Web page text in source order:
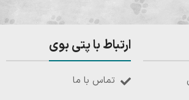
ارتباط با پتی بوی
تماس با ما